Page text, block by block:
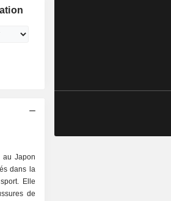
au Japon
dans la
Elle
de